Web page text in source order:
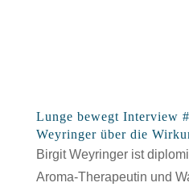
Lunge bewegt Interview
Weyringer über die
Birgit Weyringer ist
Aroma-Therapeutin und